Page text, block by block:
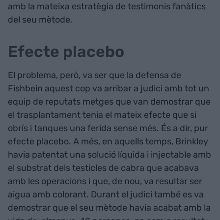
amb la mateixa estratègia de testimonis fanàtics
del seu mètode.
Efecte placebo
El problema, però, va ser que la defensa de
Fishbein aquest cop va arribar a judici amb tot un
equip de reputats metges que van demostrar que
el trasplantament tenia el mateix efecte que si
obrís i tanques una ferida sense més. És a dir, pur
efecte placebo. A més, en aquells temps, Brinkley
havia patentat una solució líquida i injectable amb
el substrat dels testicles de cabra que acabava
amb les operacions i que, de nou, va resultar ser
aigua amb colorant. Durant el judici també es va
demostrar que el seu mètode havia acabat amb la